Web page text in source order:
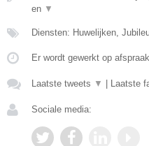
en ▼
Diensten: Huwelijken,
Er wordt gewerkt op
Laatste tweets ▼ Laatste
Sociale media: